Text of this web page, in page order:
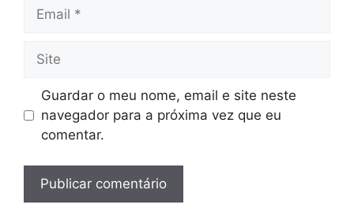
Email
Site
Guardar o meu nome, email e site neste
navegador para a próxima vez que eu
comentar.